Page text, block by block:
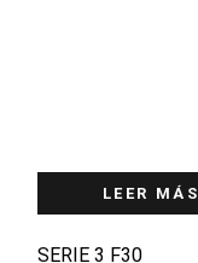
LEER MÁS
SERIE 3 F30